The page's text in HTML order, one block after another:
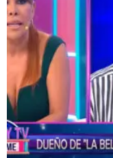
u
i